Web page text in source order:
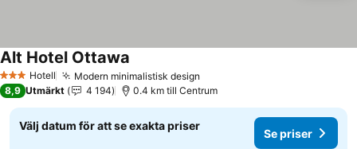
3 StjärnorHotell Modern minimalistisk design
Alt Hotel Ottawa
8,9 Utmärkt 4 194 0.4 km till Centrum
Välj datum för att se exakta priser
Se priser